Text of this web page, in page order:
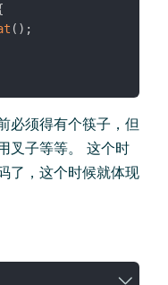
( ) ;
必须得有个筷子，但
叉子等等。 这个时
了，这个时候就体现